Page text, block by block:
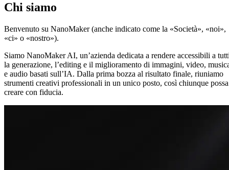
Chi siamo
Benvenuto su NanoMaker (anche indicato come la «Società», «noi»,
«ci» o «nostro»).
Siamo NanoMaker AI, un’azienda dedicata a rendere accessibili a
la generazione, l’editing e il miglioramento di immagini, video,
e audio basati sull’IA. Dalla prima bozza al risultato finale, riuniamo
strumenti creativi professionali in un unico posto, così chiunque possa
creare con fiducia.